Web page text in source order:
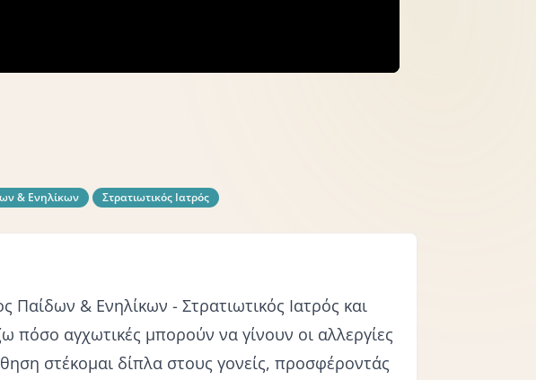
& Ενηλίκων Στρατιωτικός Ιατρός
Παίδων & Ενηλίκων - Στρατιωτικός Ιατρός και
αγχωτικές μπορούν να γίνουν οι αλλεργίες
στέκομαι δίπλα στους γονείς, προσφέροντάς